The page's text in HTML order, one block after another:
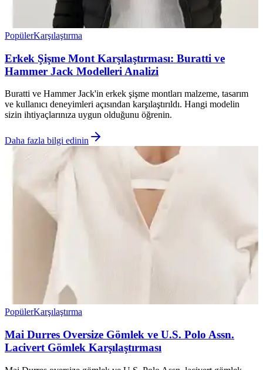
PopülerKarşılaştırma
Erkek Şişme Mont Karşılaştırması: Buratti ve
Hammer Jack Modelleri Analizi
Buratti ve Hammer Jack'in erkek şişme montları malzeme, tasarım
ve kullanıcı deneyimleri açısından karşılaştırıldı. Hangi modelin
sizin ihtiyaçlarınıza uygun olduğunu öğrenin.
Daha fazla bilgi edinin
PopülerKarşılaştırma
Mai Durres Oversize Gömlek ve U.S. Polo Assn.
Lacivert Gömlek Karşılaştırması